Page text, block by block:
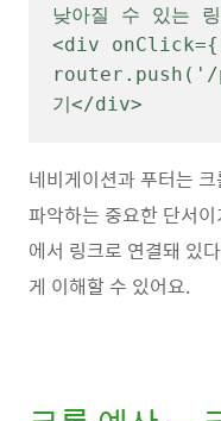
낮아질 수 있는
<div
router.push('/
기</div>
네비게이션과 푸터는
파악하는 중요한 단서
에서 링크로 연결돼 있
게 이해할 수 있어요.